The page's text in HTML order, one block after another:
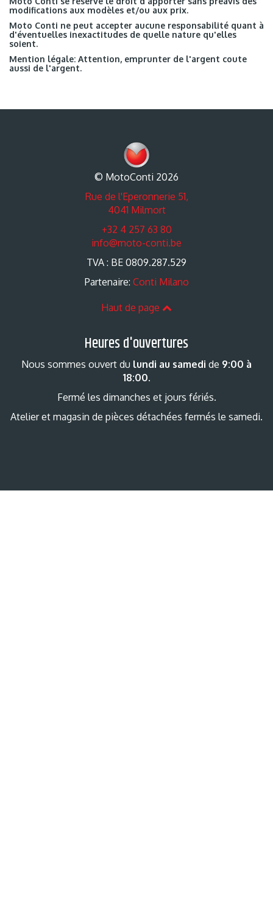
modifications aux modèles et/ou aux prix.
Moto Conti ne peut accepter aucune responsabilité quant à
d'éventuelles inexactitudes de quelle nature qu'elles
soient.
Mention légale: Attention, emprunter de l'argent coute
aussi de l'argent.
© MotoConti 2026
Rue de l'Eperonnerie 51,
4041 Milmort
+32 4 257 63 80
info@moto-conti.be
TVA : BE 0809.287.529
Partenaire: Conti Milano
Haut de page
Heures d'ouvertures
Nous sommes ouvert du lundi au samedi de 9:00 à
18:00.
Fermé les dimanches et jours fériés.
Atelier et magasin de pièces détachées fermés le samedi.